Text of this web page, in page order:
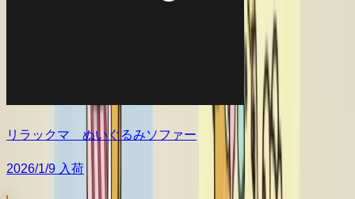
リラックマ ぬいぐるみソファー
2026/1/9 入荷